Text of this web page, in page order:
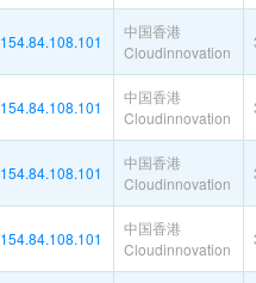
154.84.108.101
中国香港
Cloudinnovation
154.84.108.101
中国香港
Cloudinnovation
154.84.108.101
中国香港
Cloudinnovation
154.84.108.101
中国香港
Cloudinnovation